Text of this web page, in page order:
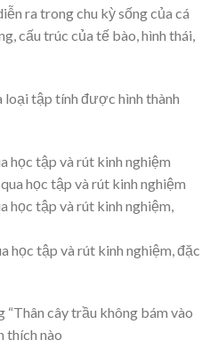
ra trong chu kỳ sống của cá
cấu trúc của tế bào, hình thái,
loại tập tính được hình thành
học tập và rút kinh nghiệm
học tập và rút kinh nghiệm
học tập và rút kinh nghiệm,
học tập và rút kinh nghiệm, đặc
cây trầu không bám vào
thích nào